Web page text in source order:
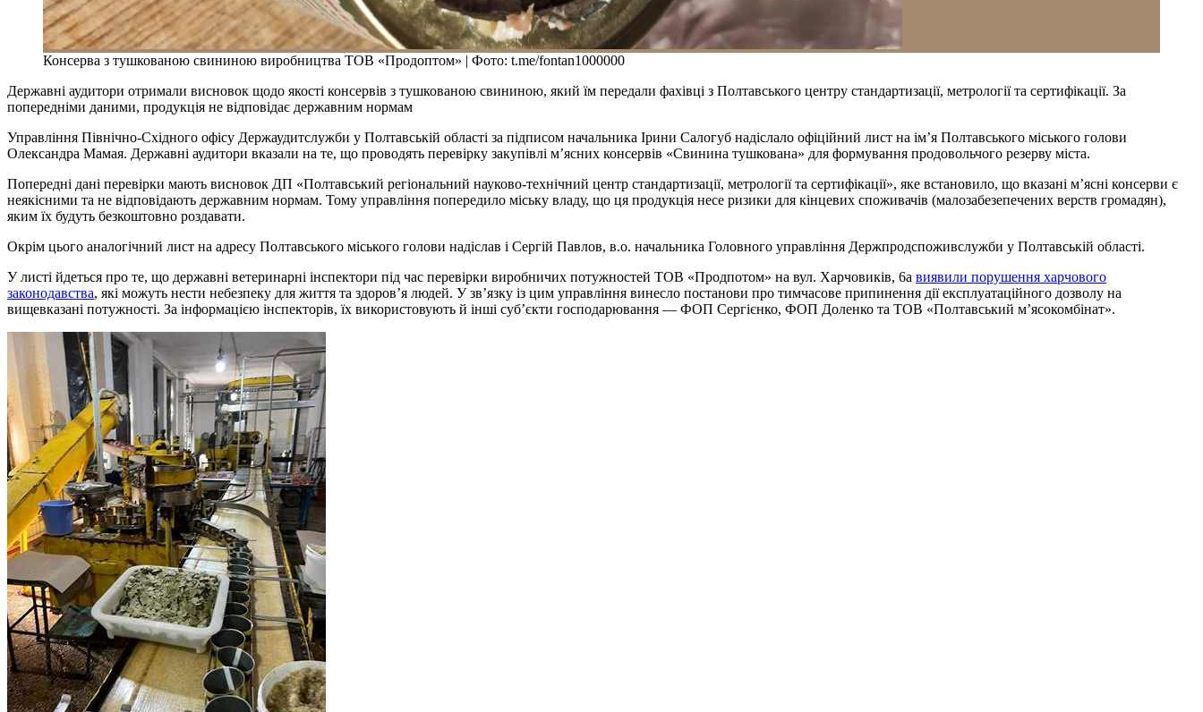
Консерва з тушкованою свининою виробництва ТОВ «Продоптом» | Фото: t.me/fontan1000000
Державні аудитори отримали висновок щодо якості консервів з тушкованою свининою, який їм передали фахівці з Полтавського центру стандартизації, метрології та сертифікації. За
попередніми даними, продукція не відповідає державним нормам
Управління Північно-Східного офісу Держаудитслужби у Полтавській області за підписом начальника Ірини Салогуб надіслало офіційний лист на ім’я Полтавського міського голови
Олександра Мамая. Державні аудитори вказали на те, що проводять перевірку закупівлі м’ясних консервів «Свинина тушкована» для формування продовольчого резерву міста.
Попередні дані перевірки мають висновок ДП «Полтавський регіональний науково-технічний центр стандартизації, метрології та сертифікації», яке встановило, що вказані м’ясні консерви є
неякісними та не відповідають державним нормам. Тому управління попередило міську владу, що ця продукція несе ризики для кінцевих споживачів (малозабезепечених верств громадян),
яким їх будуть безкоштовно роздавати.
Окрім цього аналогічний лист на адресу Полтавського міського голови надіслав і Сергій Павлов, в.о. начальника Головного управління Держпродспоживслужби у Полтавській області.
У листі йдеться про те, що державні ветеринарні інспектори під час перевірки виробничих потужностей ТОВ «Продпотом» на вул. Харчовиків, 6а виявили порушення харчового
законодавства, які можуть нести небезпеку для життя та здоров’я людей. У зв’язку із цим управління винесло постанови про тимчасове припинення дії експлуатаційного дозволу на
вищевказані потужності. За інформацією інспекторів, їх використовують й інші суб’єкти господарювання — ФОП Сергієнко, ФОП Доленко та ТОВ «Полтавський м’ясокомбінат».